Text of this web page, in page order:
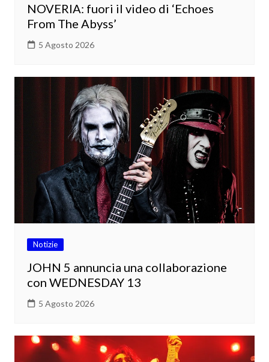
NOVERIA: fuori il video di ‘Echoes
From The Abyss’
5 Agosto 2026
Notizie
JOHN 5 annuncia una collaborazione
con WEDNESDAY 13
5 Agosto 2026